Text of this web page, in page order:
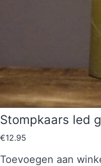
Stompkaars led
€12.95
Toevoegen aan